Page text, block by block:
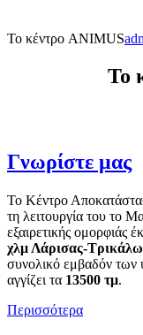
Το κέντρο ANIMUS
Το
Γνωρίστε μας
Το Κέντρο
τη λειτουργία του το
εξαιρετικής ομορφιάς
χλμ Λάρισας-
συνολικό εμβαδόν των
αγγίζει τα 13500 τμ.
Περισσότερα